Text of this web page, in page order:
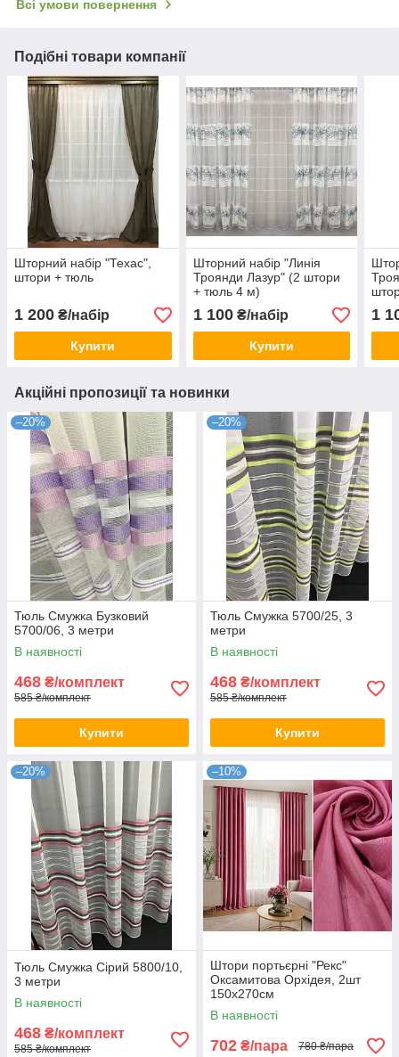
Всі умови повернення
Подібні товари компанії
Шторний набір "Техас",
штори + тюль
1 200 ₴/набір
Купити
Шторний набір "Линія
Троянди Лазур" (2 штори
+ тюль 4 м)
1 100₴/набір
Купити
1
Акційні пропозиції та новинки
–20%
Тюль Смужка Бузковий
5700/06, 3 метри
В наявності
468 ₴/комплект
585 ₴/комплект
Купити
–20%
Тюль Смужка 5700/25, 3
метри
В наявності
468 ₴/комплект
585 ₴/комплект
Купити
–20%
Тюль Смужка Сірий 5800/10,
3 метри
В наявності
468 ₴/комплект
585 ₴/комплект
–10%
Штори портьєрні "Рекс"
Оксамитова Орхідея, 2шт
150х270см
В наявності
702 ₴/пара 780 ₴/пара